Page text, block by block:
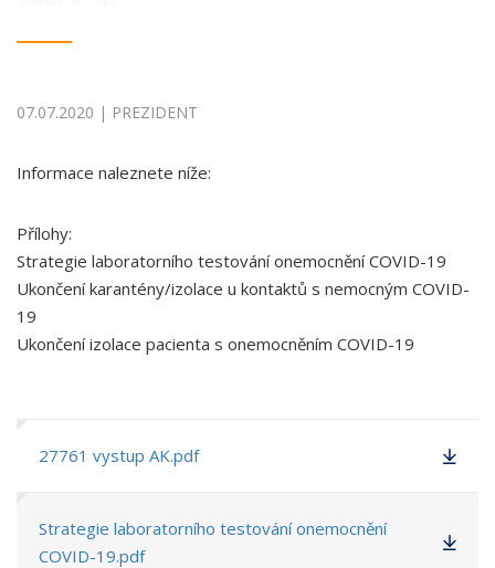
07.07.2020 | PREZIDENT
Informace naleznete níže:
Přílohy:
Strategie laboratorního testování onemocnění COVID-19
Ukončení karantény/izolace u kontaktů s nemocným COVID-
19
Ukončení izolace pacienta s onemocněním COVID-19
27761 vystup AK.pdf
Strategie laboratorního testování onemocnění
COVID-19.pdf